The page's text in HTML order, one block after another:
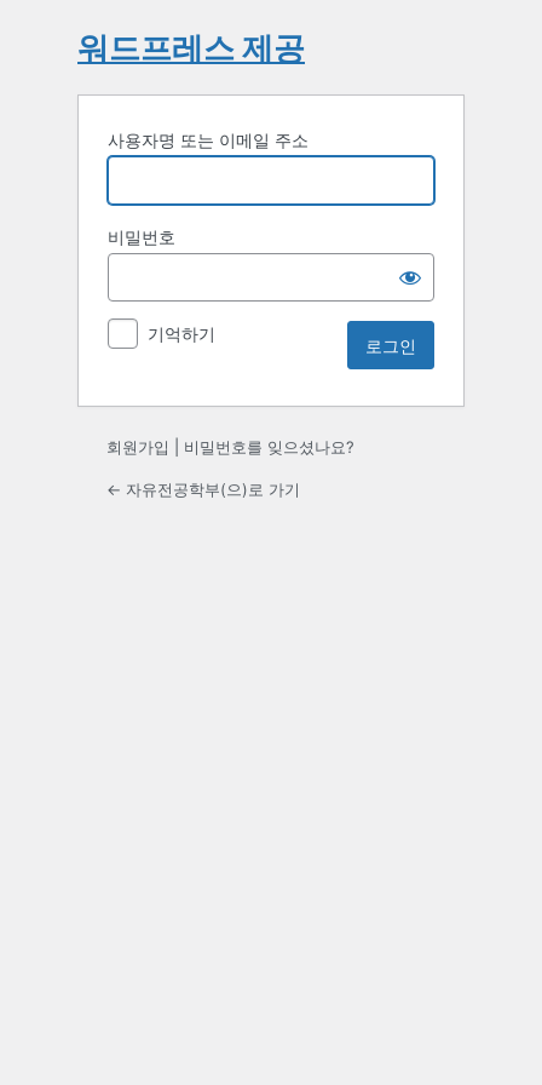
워드프레스 제공
사용자명 또는 이메일 주소
비밀번호
기억하기
회원가입 비밀번호를 잊으셨나요?
← 자유전공학부(으)로 가기